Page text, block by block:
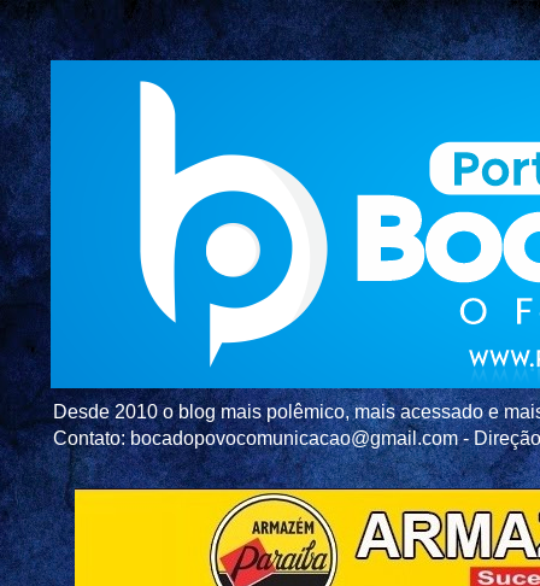
Desde 2010 o blog mais polêmico, mais acessado e
Contato: bocadopovocomunicacao@gmail.com -